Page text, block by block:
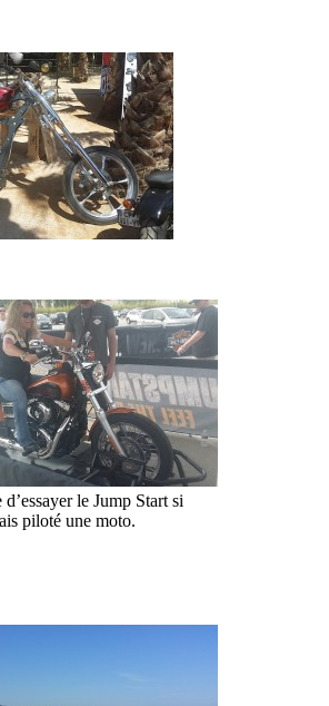
le Jump Start si
piloté une moto.